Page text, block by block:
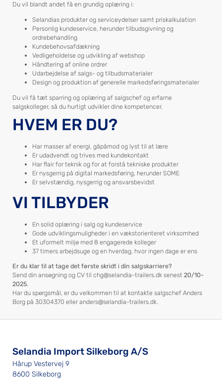
Du vil blandt andet få en grundig oplæring i:
Selandias produkter og serviceydelser samt priskalkulation
Personlig kundeservice, herunder tilbudsgivning og
ordrebehandling
Kundebehovsafdækning
Vedligeholdelse og udvikling af webshop
Håndtering af online ordrer
Udarbejdelse af salgs- og tilbudsmaterialer
Design og produktion af generelle markedsføringsmaterialer
Du vil få tæt sparring og oplæring af salgschef og erfarne
salgskolleger, så du hurtigt udvikler dine kompetencer.
HVEM ER DU?
Har masser af energi, gåpåmod og lyst til at lære
Er udadvendt og trives med kundekontakt
Har flair for teknik og for at forstå tekniske produkter
Er nysgerrig på digital markedsføring, herunder SOME
Er selvstændig, nysgerrig og ansvarsbevidst
VI TILBYDER
En solid oplæring i salg og kundeservice
Gode udviklingsmuligheder i en vækstorienteret virksomhed
Et uformelt miljø med 8 engagerede kolleger
37 timers arbejdsuge og en hverdag, hvor ingen dage er ens
Er du klar til at tage det første skridt i din salgskarriere?
Send din ansøgning og CV til chg@selandia-trailers.dk senest 20/10-
2025.
Har du spørgsmål, er du velkommen til at kontakte salgschef Anders
Borg på 30304370 eller anders@selandia-trailers.dk.
Selandia Import Silkeborg A/S
Hårup Vestervej 9
8600 Silkeborg